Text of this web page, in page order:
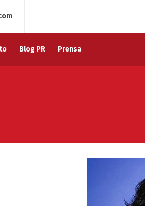
Blog PR Prensa